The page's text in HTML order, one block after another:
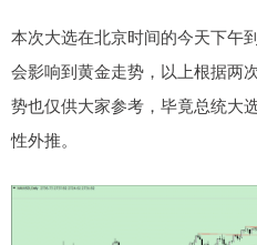
本次大选在北京时间的今天下午
会影响到黄金走势，以上根据两
势也仅供大家参考，毕竟总统大
性外推。